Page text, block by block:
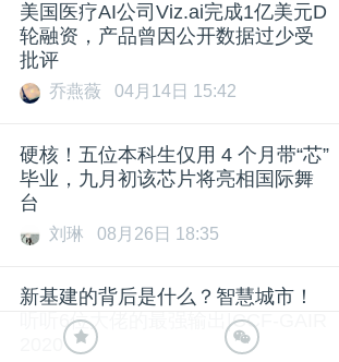
美国医疗AI公司Viz.ai完成1亿美元D
轮融资，产品曾因公开数据过少受
批评
乔燕薇 04月14日 15:42
硬核！五位本科生仅用 4 个月带“芯”
毕业，九月初该芯片将亮相国际舞
台
刘琳 08月26日 18:35
新基建的背后是什么？智慧城市！
听听6位大佬的最强输出|CCF-GAIR